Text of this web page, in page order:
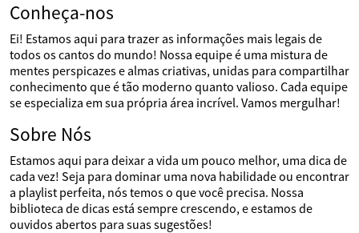
Conheça-nos
Ei! Estamos aqui para trazer as informações mais legais de
todos os cantos do mundo! Nossa equipe é uma mistura de
mentes perspicazes e almas criativas, unidas para compartilhar
conhecimento que é tão moderno quanto valioso. Cada equipe
se especializa em sua própria área incrível. Vamos mergulhar!
Sobre Nós
Estamos aqui para deixar a vida um pouco melhor, uma dica de
cada vez! Seja para dominar uma nova habilidade ou encontrar
a playlist perfeita, nós temos o que você precisa. Nossa
biblioteca de dicas está sempre crescendo, e estamos de
ouvidos abertos para suas sugestões!